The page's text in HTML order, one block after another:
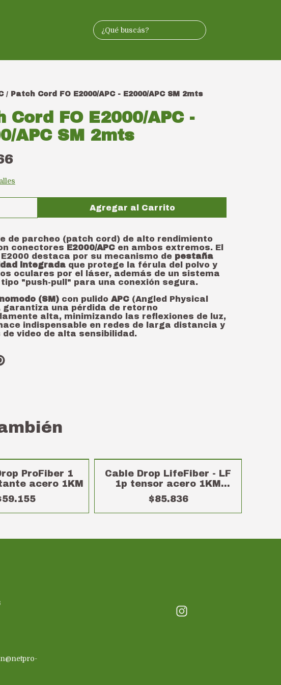
/ Patch Cord FO E2000/APC - E2000/APC SM 2mts
Cord FO E2000/APC -
APC SM 2mts
Agregar al Carrito
de parcheo (patch cord) de alto rendimiento
conectores E2000/APC en ambos extremos. El
destaca por su mecanismo de pestaña
integrada que protege la férula del polvo y
oculares por el láser, además de un sistema
"push-pull" para una conexión segura.
(SM) con pulido APC (Angled Physical
garantiza una pérdida de retorno
alta, minimizando las reflexiones de luz,
indispensable en redes de larga distancia y
video de alta sensibilidad.
ProFiber 1
acero 1KM
Cable Drop LifeFiber - LF
1p tensor acero 1KM
(Bobina)
$85.836